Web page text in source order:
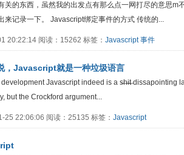
关的东西，虽然我的出发点有那么点一网打尽的意思m
来记录一下。 Javascript绑定事件的方式 传统的...
20:22:14 阅读：15262 标签： Javascript 事件
，Javascript就是一种垃圾语言
Javascript indeed is a s̶h̶i̶t̶ dissapointing
but the Crockford argument...
22:06:06 阅读：25135 标签： Javascript